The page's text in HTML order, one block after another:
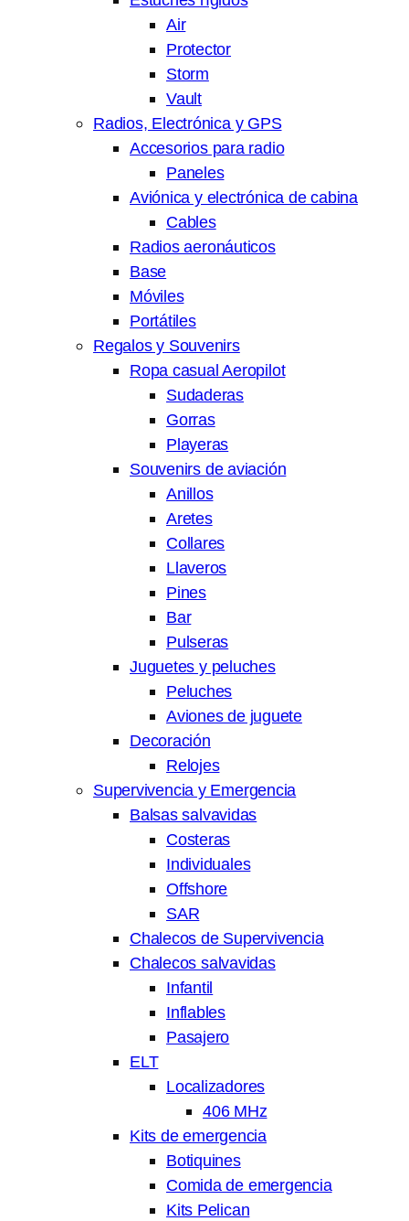
Air
Protector
Storm
Vault
Radios, Electrónica y GPS
Accesorios para radio
Paneles
Aviónica y electrónica de cabina
Cables
Radios aeronáuticos
Base
Móviles
Portátiles
Regalos y Souvenirs
Ropa casual Aeropilot
Sudaderas
Gorras
Playeras
Souvenirs de aviación
Anillos
Aretes
Collares
Llaveros
Pines
Bar
Pulseras
Juguetes y peluches
Peluches
Aviones de juguete
Decoración
Relojes
Supervivencia y Emergencia
Balsas salvavidas
Costeras
Individuales
Offshore
SAR
Chalecos de Supervivencia
Chalecos salvavidas
Infantil
Inflables
Pasajero
ELT
Localizadores
406 MHz
Kits de emergencia
Botiquines
Comida de emergencia
Kits Pelican